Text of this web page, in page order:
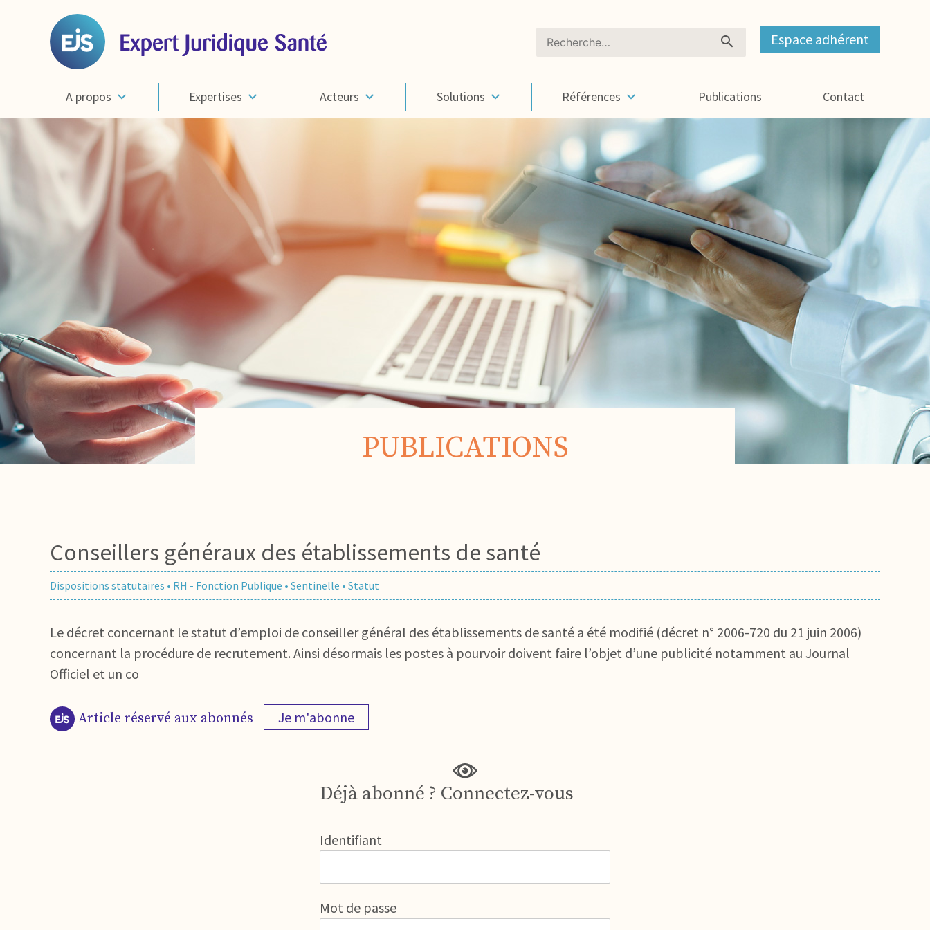
Rechercher : Espace adhérent
A propos Expertises Acteurs Solutions Références Publications Contact
PUBLICATIONS
Conseillers généraux des établissements de santé
Dispositions statutaires • RH - Fonction Publique • Sentinelle • Statut
Le décret concernant le statut d’emploi de conseiller général des établissements de santé a été modifié (décret n° 2006-720 du 21 juin 2006)
concernant la procédure de recrutement. Ainsi désormais les postes à pourvoir doivent faire l’objet d’une publicité notamment au Journal
Officiel et un co
Article réservé aux abonnés Je m'abonne
Déjà abonné ? Connectez-vous
Identifiant
Mot de passe